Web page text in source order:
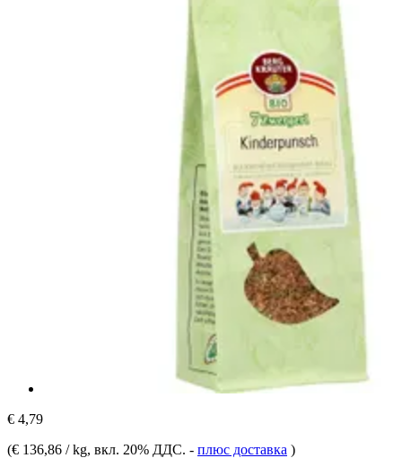
€ 4,79
(€ 136,86 / kg, вкл. 20% ДДС. - плюс доставка )